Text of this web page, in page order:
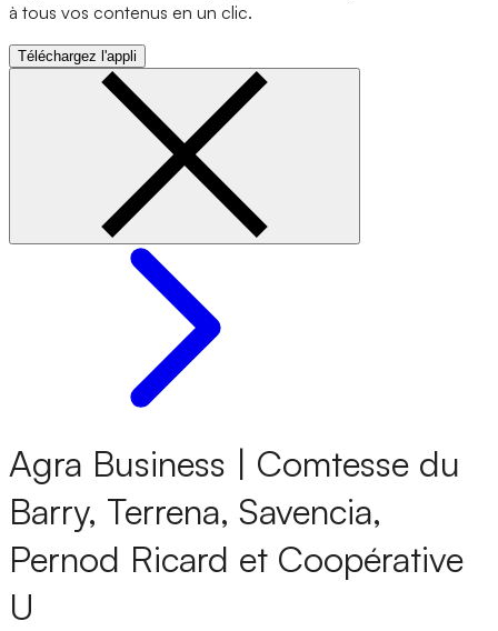
à tous vos contenus en un clic.
Téléchargez l'appli
Agra Business | Comtesse du
Barry, Terrena, Savencia,
Pernod Ricard et Coopérative
U